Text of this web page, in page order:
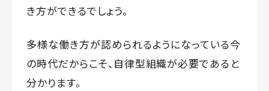
き方ができるでしょう。
多様な働き方が認められるようになっている今
の時代だからこそ、自律型組織が必要であると
分かります。